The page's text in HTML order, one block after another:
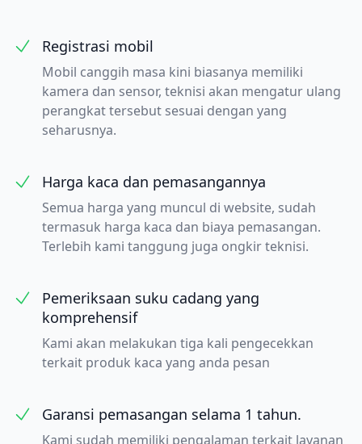
Registrasi mobil
Mobil canggih masa kini biasanya memiliki
kamera dan sensor, teknisi akan mengatur ulang
perangkat tersebut sesuai dengan yang
seharusnya.
Harga kaca dan pemasangannya
Semua harga yang muncul di website, sudah
termasuk harga kaca dan biaya pemasangan.
Terlebih kami tanggung juga ongkir teknisi.
Pemeriksaan suku cadang yang
komprehensif
Kami akan melakukan tiga kali pengecekkan
terkait produk kaca yang anda pesan
Garansi pemasangan selama 1 tahun.
Kami sudah memiliki pengalaman terkait layanan